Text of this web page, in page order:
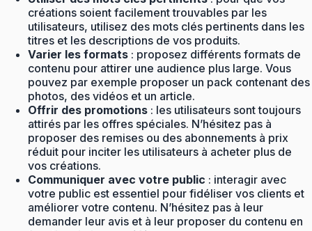
créations soient facilement trouvables par les
utilisateurs, utilisez des mots clés pertinents dans les
titres et les descriptions de vos produits.
Varier les formats : proposez différents formats de
contenu pour attirer une audience plus large. Vous
pouvez par exemple proposer un pack contenant des
photos, des vidéos et un article.
Offrir des promotions : les utilisateurs sont toujours
attirés par les offres spéciales. N’hésitez pas à
proposer des remises ou des abonnements à prix
réduit pour inciter les utilisateurs à acheter plus de
vos créations.
Communiquer avec votre public : interagir avec
votre public est essentiel pour fidéliser vos clients et
améliorer votre contenu. N’hésitez pas à leur
demander leur avis et à leur proposer du contenu en